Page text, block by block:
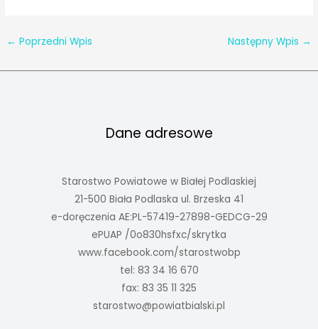
← Poprzedni Wpis Następny Wpis →
Dane adresowe
Starostwo Powiatowe w Białej Podlaskiej
21-500 Biała Podlaska ul. Brzeska 41
e-doręczenia AE:PL-57419-27898-GEDCG-29
ePUAP /0o830hsfxc/skrytka
www.facebook.com/starostwobp
tel: 83 34 16 670
fax: 83 35 11 325
starostwo@powiatbialski.pl